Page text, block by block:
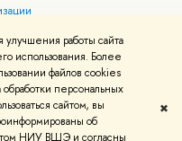
работы сайта
использования. Более
файлов cookies
персональных
сайтом, вы
об
НИУ ВШЭ и согласны
✖
здоровья
Условия использования